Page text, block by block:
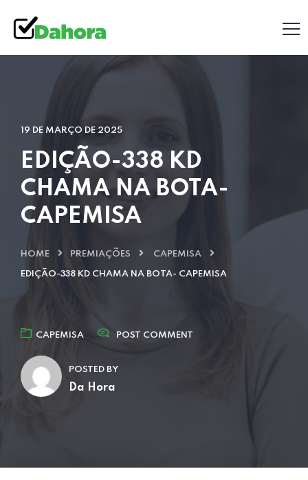
19 DE MARÇO DE 2025
EDIÇÃO-338 KD
CHAMA NA BOTA-
CAPEMISA
HOME PREMIAÇÕES CAPEMISA
EDIÇÃO-338 KD CHAMA NA BOTA- CAPEMISA
CAPEMISA POST COMMENT
POSTED BY
Da Hora